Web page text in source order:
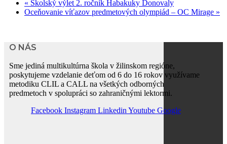
« Školský výlet 2. ročník Habakuky Donovaly
Oceňovanie víťazov predmetových olympiád – OC Mirage »
O NÁS
Sme jediná multikultúrna škola v žilinskom regióne,
poskytujeme vzdelanie deťom od 6 do 16 rokov využívame
metodiku CLIL a CALL na všetkých odborných
predmetoch v spolupráci so zahraničnými lektormi.
Facebook Instagram Linkedin Youtube Google